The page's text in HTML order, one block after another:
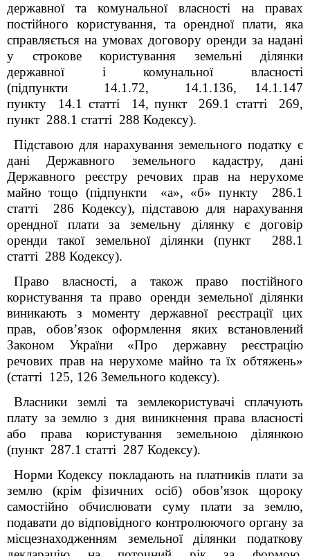
державної та комунальної власності на правах
постійного користування, та орендної плати, яка
справляється на умовах договору оренди за надані
у строкове користування земельні ділянки
державної і комунальної власності
(підпункти 14.1.72, 14.1.136, 14.1.147
пункту 14.1 статті 14, пункт 269.1 статті 269,
пункт 288.1 статті 288 Кодексу).
Підставою для нарахування земельного податку є
дані Державного земельного кадастру, дані
Державного реєстру речових прав на нерухоме
майно тощо (підпункти «а», «б» пункту 286.1
статті 286 Кодексу), підставою для нарахування
орендної плати за земельну ділянку є договір
оренди такої земельної ділянки (пункт 288.1
статті 288 Кодексу).
Право власності, а також право постійного
користування та право оренди земельної ділянки
виникають з моменту державної реєстрації цих
прав, обов’язок оформлення яких встановлений
Законом України «Про державну реєстрацію
речових прав на нерухоме майно та їх обтяжень»
(статті 125, 126 Земельного кодексу).
Власники землі та землекористувачі сплачують
плату за землю з дня виникнення права власності
або права користування земельною ділянкою
(пункт 287.1 статті 287 Кодексу).
Норми Кодексу покладають на платників плати за
землю (крім фізичних осіб) обов’язок щороку
самостійно обчислювати суму плати за землю,
подавати до відповідного контролюючого органу за
місцезнаходженням земельної ділянки податкову